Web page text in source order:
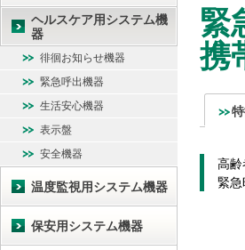
緊
携
高
緊
ヘルスケア用システム機
器
徘徊お知らせ機器
緊急呼出機器
生活安心機器
表示盤
安全機器
温度監視用システム機器
保安用システム機器